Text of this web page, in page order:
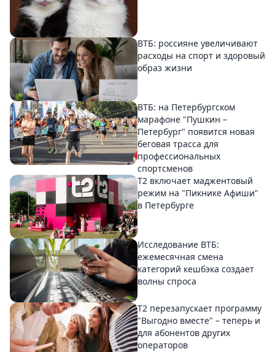
ВТБ: россияне увеличивают
расходы на спорт и здоровый
образ жизни
ВТБ: на Петербургском
марафоне "Пушкин –
Петербург" появится новая
беговая трасса для
профессиональных
спортсменов
Т2 включает маджентовый
режим на "Пикнике Афиши"
в Петербурге
Исследование ВТБ:
ежемесячная смена
категорий кешбэка создает
волны спроса
Т2 перезапускает программу
"Выгодно вместе" – теперь и
для абонентов других
операторов